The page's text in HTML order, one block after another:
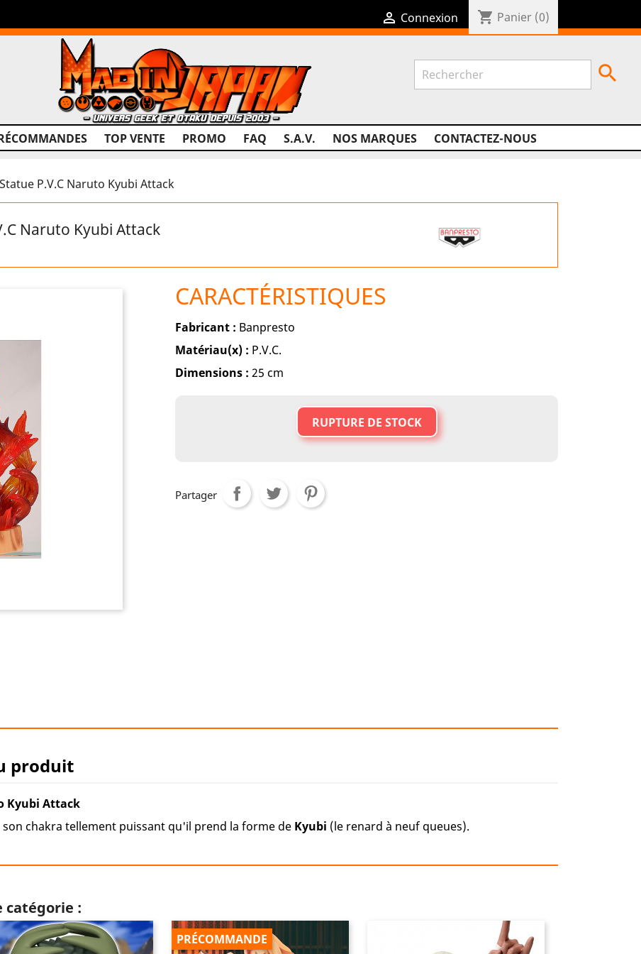
 Connexion shopping_cart Panier (0)
TOP VENTE PROMO FAQ S.A.V. NOS MARQUES CONTACTEZ-NOUS

P.V.C Naruto Kyubi Attack
Naruto Kyubi Attack
CARACTÉRISTIQUES
Fabricant : Banpresto
Matériau(x) : P.V.C.
Dimensions : 25 cm
RUPTURE DE STOCK
Partager
produit
Kyubi Attack
chakra tellement puissant qu'il prend la forme de Kyubi (le renard à neuf queues).
catégorie :
PRÉCOMMANDE